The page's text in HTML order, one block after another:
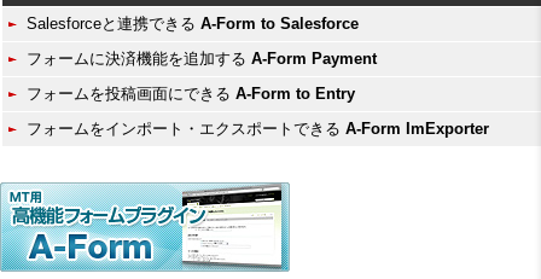
Salesforceと連携できる A-Form to Salesforce
フォームに決済機能を追加する A-Form Payment
フォームを投稿画面にできる A-Form to Entry
フォームをインポート・エクスポートできる A-Form ImExporter